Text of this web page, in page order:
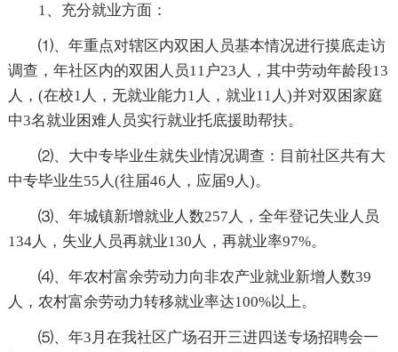
1、充分就业方面：
⑴、年重点对辖区内双困人员基本情况进行摸底走访
调查，年社区内的双困人员11户23人，其中劳动年龄段13
人，(在校1人，无就业能力1人，就业11人)并对双困家庭
中3名就业困难人员实行就业托底援助帮扶。
⑵、大中专毕业生就失业情况调查：目前社区共有大
中专毕业生55人(往届46人，应届9人)。
⑶、年城镇新增就业人数257人，全年登记失业人员
134人，失业人员再就业130人，再就业率97%。
⑷、年农村富余劳动力向非农产业就业新增人数39
人，农村富余劳动力转移就业率达100%以上。
⑸、年3月在我社区广场召开三进四送专场招聘会一